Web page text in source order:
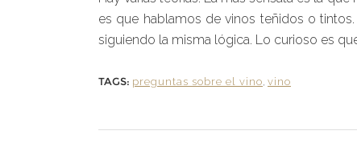
es que hablamos de vinos teñidos o
siguiendo la misma lógica. Lo curioso es
TAGS: preguntas sobre el vino vino